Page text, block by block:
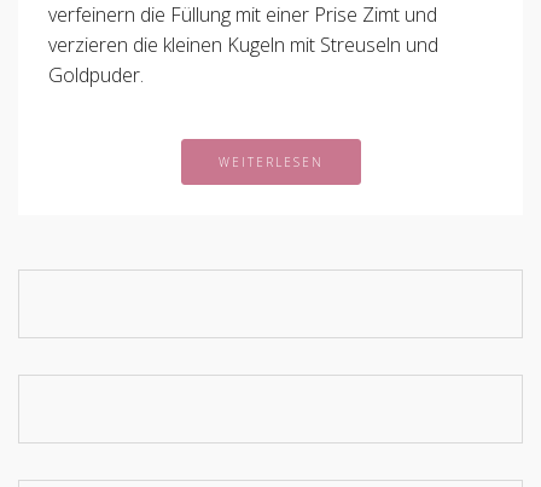
verfeinern die Füllung mit einer Prise Zimt und
verzieren die kleinen Kugeln mit Streuseln und
Goldpuder.
WEITERLESEN